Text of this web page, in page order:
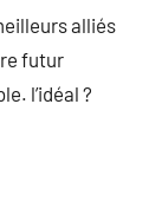
alliés
futur
l’idéal ?